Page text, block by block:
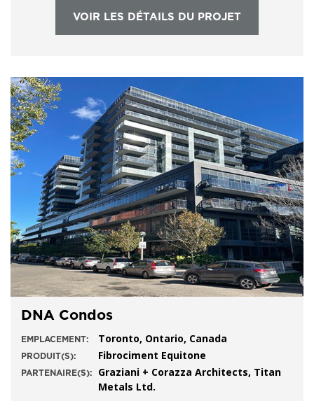
VOIR LES DÉTAILS DU PROJET
DNA Condos
EMPLACEMENT: Toronto, Ontario, Canada
PRODUIT(S): Fibrociment Equitone
PARTENAIRE(S):
Graziani + Corazza Architects, Titan
Metals Ltd.